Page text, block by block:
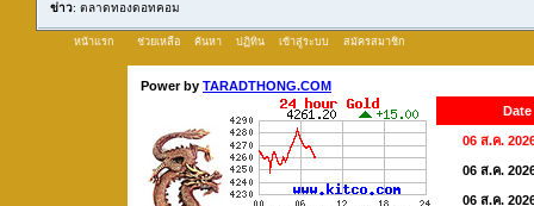
ข่าว: ตลาดทองดอทคอม
หน้าแรก ช่วยเหลือ ค้นหา ปฏิทิน เข้าสู่ระบบ สมัครสมาชิก